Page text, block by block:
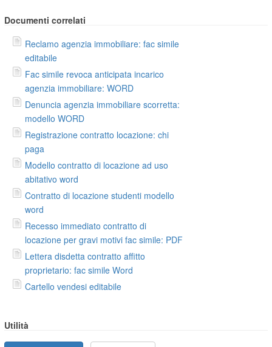
Documenti correlati
Reclamo agenzia immobiliare: fac simile
editabile
Fac simile revoca anticipata incarico
agenzia immobiliare: WORD
Denuncia agenzia immobiliare scorretta:
modello WORD
Registrazione contratto locazione: chi
paga
Modello contratto di locazione ad uso
abitativo word
Contratto di locazione studenti modello
word
Recesso immediato contratto di
locazione per gravi motivi fac simile: PDF
Lettera disdetta contratto affitto
proprietario: fac simile Word
Cartello vendesi editabile
Utilità